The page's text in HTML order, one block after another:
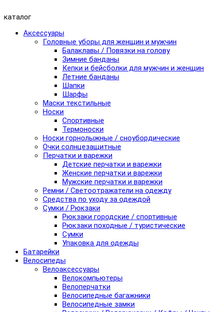
каталог
Аксессуары
Головные уборы для женщин и мужчин
Балаклавы / Повязки на голову
Зимние банданы
Кепки и бейсболки для мужчин и женщин
Летние банданы
Шапки
Шарфы
Маски текстильные
Носки
Спортивные
Термоноски
Носки горнолыжные / сноубордические
Очки солнцезащитные
Перчатки и варежки
Детские перчатки и варежки
Женские перчатки и варежки
Мужские перчатки и варежки
Ремни / Светоотражатели на одежду
Средства по уходу за одеждой
Сумки / Рюкзаки
Рюкзаки городские / спортивные
Рюкзаки походные / туристические
Сумки
Упаковка для одежды
Батарейки
Велосипеды
Велоаксессуары
Велокомпьютеры
Велоперчатки
Велосипедные багажники
Велосипедные замки